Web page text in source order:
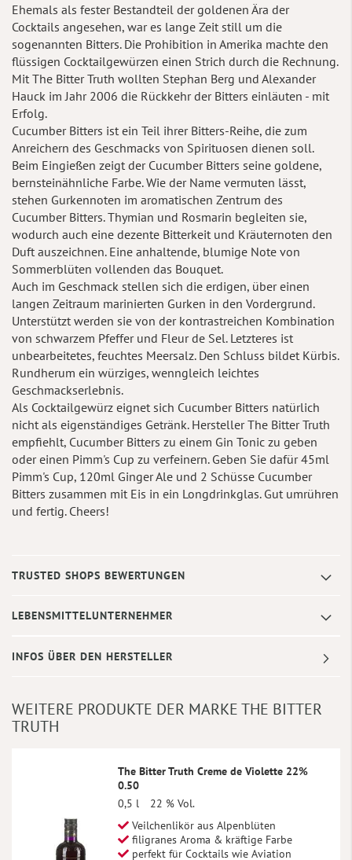
Ehemals als fester Bestandteil der goldenen Ära der
Cocktails angesehen, war es lange Zeit still um die
sogenannten Bitters. Die Prohibition in Amerika machte den
flüssigen Cocktailgewürzen einen Strich durch die Rechnung.
Mit The Bitter Truth wollten Stephan Berg und Alexander
Hauck im Jahr 2006 die Rückkehr der Bitters einläuten - mit
Erfolg.
Cucumber Bitters ist ein Teil ihrer Bitters-Reihe, die zum
Anreichern des Geschmacks von Spirituosen dienen soll.
Beim Eingießen zeigt der Cucumber Bitters seine goldene,
bernsteinähnliche Farbe. Wie der Name vermuten lässt,
stehen Gurkennoten im aromatischen Zentrum des
Cucumber Bitters. Thymian und Rosmarin begleiten sie,
wodurch auch eine dezente Bitterkeit und Kräuternoten den
Duft auszeichnen. Eine anhaltende, blumige Note von
Sommerblüten vollenden das Bouquet.
Auch im Geschmack stellen sich die erdigen, über einen
langen Zeitraum marinierten Gurken in den Vordergrund.
Unterstützt werden sie von der kontrastreichen Kombination
von schwarzem Pfeffer und Fleur de Sel. Letzteres ist
unbearbeitetes, feuchtes Meersalz. Den Schluss bildet Kürbis.
Rundherum ein würziges, wenngleich leichtes
Geschmackserlebnis.
Als Cocktailgewürz eignet sich Cucumber Bitters natürlich
nicht als eigenständiges Getränk. Hersteller The Bitter Truth
empfiehlt, Cucumber Bitters zu einem Gin Tonic zu geben
oder einen Pimm's Cup zu verfeinern. Geben Sie dafür 45ml
Pimm's Cup, 120ml Ginger Ale und 2 Schüsse Cucumber
Bitters zusammen mit Eis in ein Longdrinkglas. Gut umrühren
und fertig. Cheers!
TRUSTED SHOPS BEWERTUNGEN
LEBENSMITTELUNTERNEHMER
INFOS ÜBER DEN HERSTELLER
WEITERE PRODUKTE DER MARKE THE BITTER
TRUTH
The Bitter Truth Creme de Violette 22%
0.50
0,5 l
22 % Vol.
Veilchenlikör aus Alpenblüten
filigranes Aroma & kräftige Farbe
perfekt für Cocktails wie Aviation